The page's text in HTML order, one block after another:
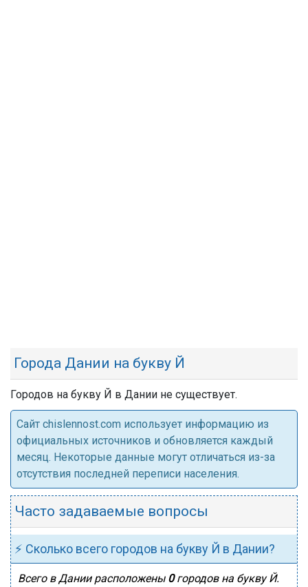
Города Дании на букву Й
Городов на букву Й в Дании не существует.
Cайт chislennost.com использует информацию из
официальных источников и обновляется каждый
месяц. Некоторые данные могут отличаться из-за
отсутствия последней переписи населения.
Часто задаваемые вопросы
⚡ Сколько всего городов на букву Й в Дании?
Всего в Дании расположены 0городов на букву Й.